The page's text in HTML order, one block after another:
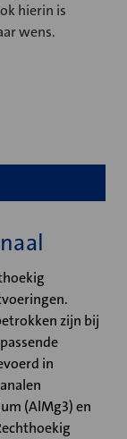
hierin is
wens.
zijn bij
in
(AlMg3) en